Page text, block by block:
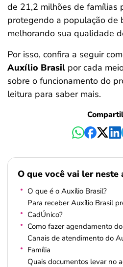
de 21,2 milhões de famílias
protegendo a população de
melhorando sua qualidade
Por isso, confira a seguir
Auxílio Brasil por cada
sobre o funcionamento do
leitura para saber mais.
O que você vai ler neste
O que é o Auxílio Brasil?
Para receber Auxílio Brasil
CadÚnico?
Como fazer agendamento
Canais de atendimento do
Família
Quais documentos levar no